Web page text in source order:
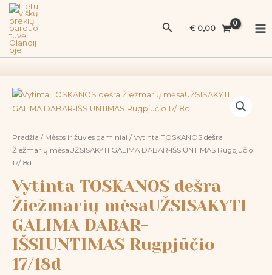
Pereiti
prie
turinio
Paieška
€0,00
Pradžia / Mėsos ir žuvies gaminiai / Vytinta TOSKANOS dešra
Žiežmarių mėsaUŽSISAKYTI GALIMA DABAR-IŠSIUNTIMAS Rugpjūčio
17/18d
Vytinta TOSKANOS dešra
Žiežmarių mėsaUŽSISAKYTI
GALIMA DABAR-
IŠSIUNTIMAS Rugpjūčio
17/18d
produkto
kiekis:
TOSKANOS
dešra
Žiežmarių
mėsaUŽSISAKYTI
GALIMA
DABAR-
IŠSIUNTIMAS
Rugpjūčio
17/18d
TOSKANOS
dešra
Žiežmarių
mėsaUŽSISAKYTI
IŠSIUNTIMAS
Rugpjūčio